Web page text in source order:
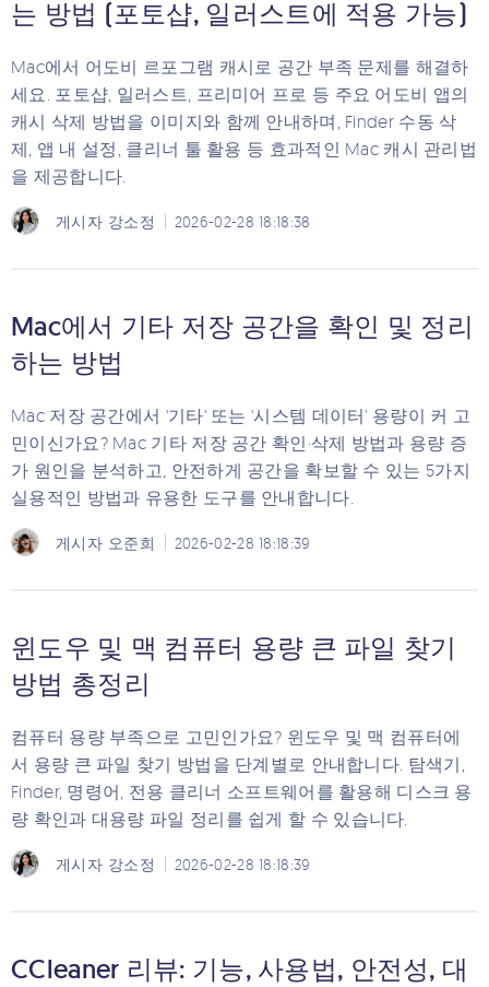
는 방법 (포토샵, 일러스트에 적용 가능)
Mac에서 어도비 르포그램 캐시로 공간 부족 문제를 해결하
세요. 포토샵, 일러스트, 프리미어 프로 등 주요 어도비 앱의
캐시 삭제 방법을 이미지와 함께 안내하며, Finder 수동 삭
제, 앱 내 설정, 클리너 툴 활용 등 효과적인 Mac 캐시 관리법
을 제공합니다.
게시자 강소정 2026-02-28 18:18:38
Mac에서 기타 저장 공간을 확인 및 정리
하는 방법
Mac 저장 공간에서 '기타' 또는 '시스템 데이터' 용량이 커 고
민이신가요? Mac 기타 저장 공간 확인·삭제 방법과 용량 증
가 원인을 분석하고, 안전하게 공간을 확보할 수 있는 5가지
실용적인 방법과 유용한 도구를 안내합니다.
게시자 오준희 2026-02-28 18:18:39
윈도우 및 맥 컴퓨터 용량 큰 파일 찾기
방법 총정리
컴퓨터 용량 부족으로 고민인가요? 윈도우 및 맥 컴퓨터에
서 용량 큰 파일 찾기 방법을 단계별로 안내합니다. 탐색기,
Finder, 명령어, 전용 클리너 소프트웨어를 활용해 디스크 용
량 확인과 대용량 파일 정리를 쉽게 할 수 있습니다.
게시자 강소정 2026-02-28 18:18:39
CCleaner 리뷰: 기능, 사용법, 안전성, 대